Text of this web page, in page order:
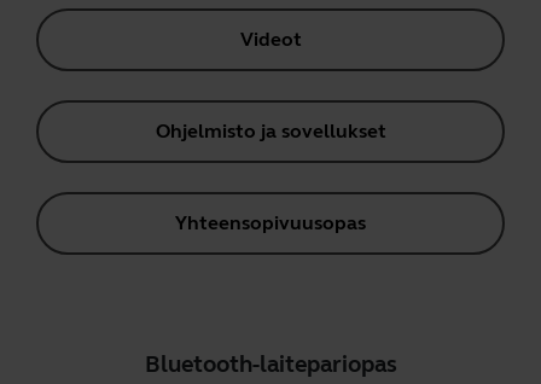
Videot
Ohjelmisto ja sovellukset
Yhteensopivuusopas
Bluetooth-laitepariopas